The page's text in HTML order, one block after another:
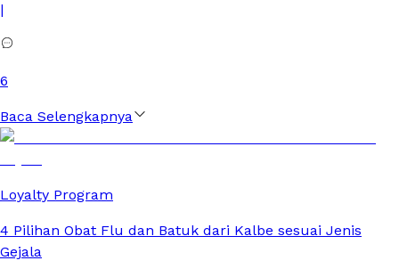
|
6
Baca Selengkapnya
Loyalty Program
4 Pilihan Obat Flu dan Batuk dari Kalbe sesuai Jenis
Gejala